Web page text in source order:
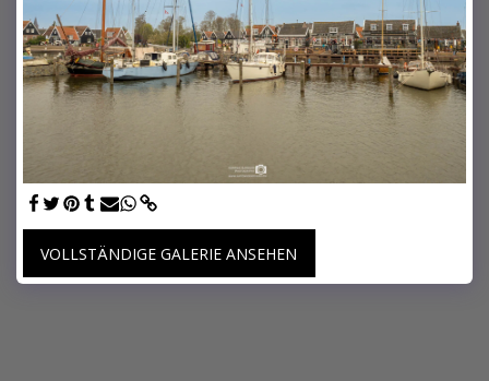
VOLLSTÄNDIGE GALERIE ANSEHEN